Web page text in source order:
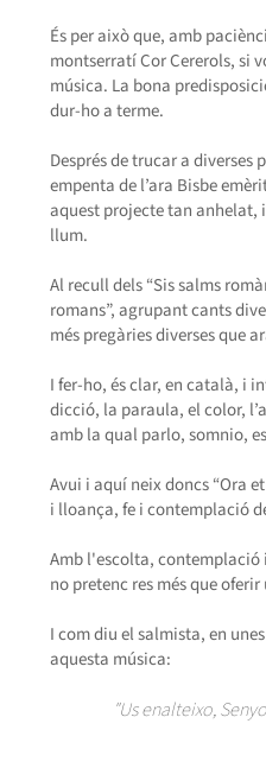
És per això que, amb
montserratí Cor Cererols, si
música. La bona
dur-ho a terme.
Després de trucar a
empenta de l’ara Bisbe
aquest projecte tan anhelat,
llum.
Al recull dels “Sis salms
romans”, agrupant cants
més pregàries diverses que
I fer-ho, és clar, en català, i
dicció, la paraula, el color,
amb la qual parlo, somnio,
Avui i aquí neix doncs “Ora
i lloança, fe i contemplació
Amb l'escolta, contemplació
no pretenc res més que
I com diu el salmista, en
aquesta música:
"Us enalteixo,